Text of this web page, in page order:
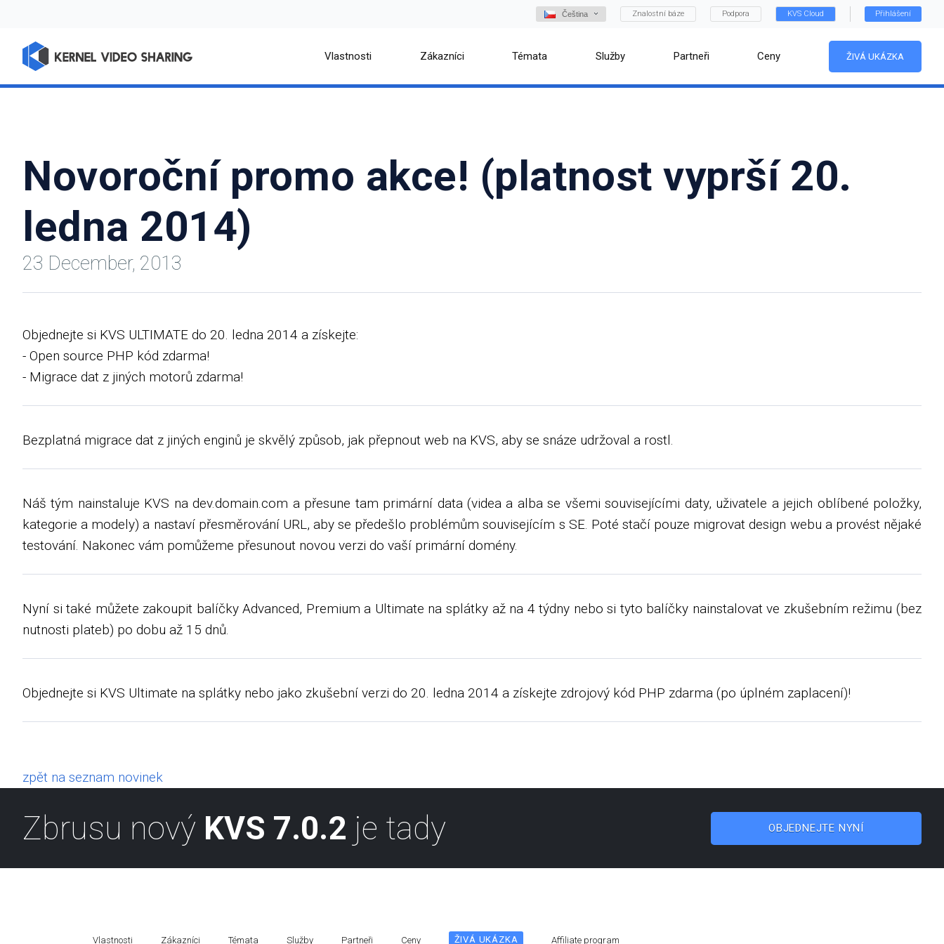
Čeština Znalostní báze Podpora KVS Cloud Přihlášení
Vlastnosti Zákazníci Témata Služby Partneři Ceny ŽIVÁ UKÁZKA
Novoroční promo akce! (platnost vyprší 20.
ledna 2014)
23 December, 2013
Objednejte si KVS ULTIMATE do 20. ledna 2014 a získejte:
- Open source PHP kód zdarma!
- Migrace dat z jiných motorů zdarma!
Bezplatná migrace dat z jiných enginů je skvělý způsob, jak přepnout web na KVS, aby se snáze udržoval a rostl.
Náš tým nainstaluje KVS na dev.domain.com a přesune tam primární data (videa a alba se všemi souvisejícími daty, uživatele a jejich oblíbené položky,
kategorie a modely) a nastaví přesměrování URL, aby se předešlo problémům souvisejícím s SE. Poté stačí pouze migrovat design webu a provést nějaké
testování. Nakonec vám pomůžeme přesunout novou verzi do vaší primární domény.
Nyní si také můžete zakoupit balíčky Advanced, Premium a Ultimate na splátky až na 4 týdny nebo si tyto balíčky nainstalovat ve zkušebním režimu (bez
nutnosti plateb) po dobu až 15 dnů.
Objednejte si KVS Ultimate na splátky nebo jako zkušební verzi do 20. ledna 2014 a získejte zdrojový kód PHP zdarma (po úplném zaplacení)!
zpět na seznam novinek
Zbrusu nový KVS 7.0.2 je tady OBJEDNEJTE NYNÍ
Vlastnosti Zákazníci Témata Služby Partneři Ceny ŽIVÁ UKÁZKA Affiliate program